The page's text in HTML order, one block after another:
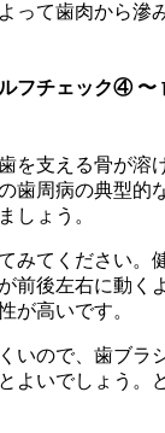
って歯肉から滲
フチェック④ 〜
を支える骨が溶
歯周病の典型的
しょう。
みてください。
前後左右に動く
が高いです。
いので、歯ブラ
よいでしょう。